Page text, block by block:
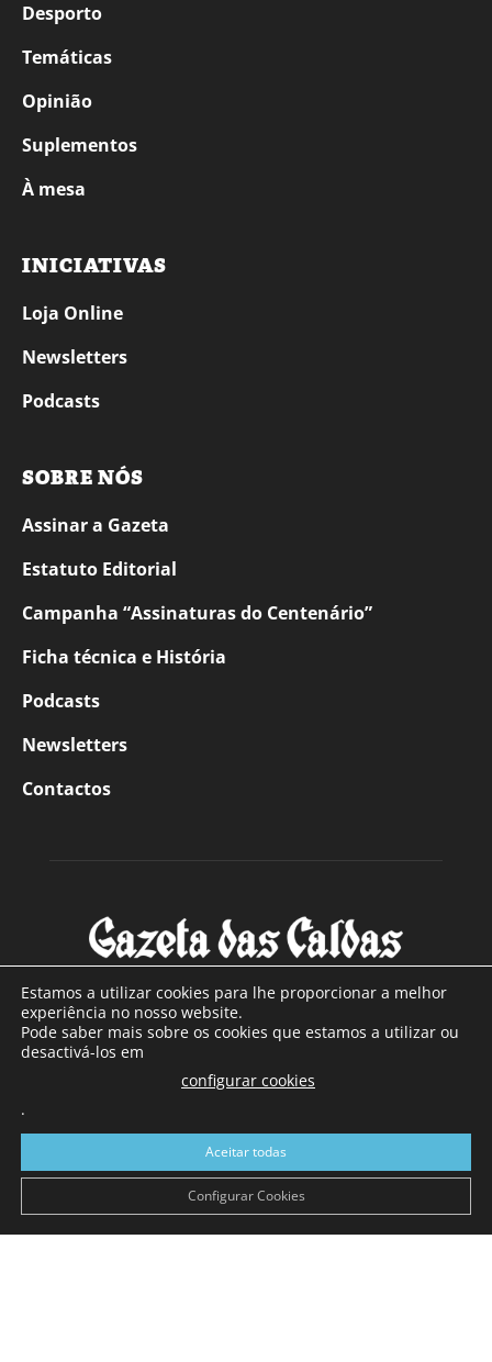
Desporto
Temáticas
Opinião
Suplementos
À mesa
INICIATIVAS
Loja Online
Newsletters
Podcasts
SOBRE NÓS
Assinar a Gazeta
Estatuto Editorial
Campanha “Assinaturas do Centenário”
Ficha técnica e História
Podcasts
Newsletters
Contactos
SOBRE NÓS
Com sede nas Caldas da Rainha e mais de 90 anos de
a sul de distrito de Leiria, com mais de 40.000 leitores por
toda a região Oeste. Jornal com distribuição em Portugal
Continental e assinatura online.
Estamos a utilizar cookies para lhe proporcionar a melhor
experiência no nosso website.
Pode saber mais sobre os cookies que estamos a utilizar ou
desactivá-los em
configurar cookies
.
Aceitar todas
Configurar Cookies